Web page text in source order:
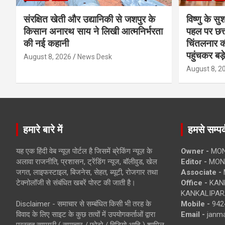
संरक्षित खेती और उद्यानिकी से जशपुर के
किसान अनारथ साय ने लिखी आत्मनिर्भरता
की नई कहानी
August 8, 2026 News Desk
विष्णु के
पहल पर
चिंतलनार
पहुंचकर बड़े
August 8,
हमारे बारे में
यह एक हिंदी वेब न्यूज़ पोर्टल है जिसमें ब्रेकिंग न्यूज़ के
अलावा राजनीति, प्रशासन, ट्रेंडिंग न्यूज, बॉलीवुड, खेल
जगत, लाइफस्टाइल, बिजनेस, सेहत, ब्यूटी, रोजगार तथा
टेक्नोलॉजी से संबंधित खबरें पोस्ट की जाती है।
Disclaimer - समाचार से सम्बंधित किसी भी तरह के
विवाद के लिए साइट के कुछ तत्वों में उपयोगकर्ताओं द्वारा
हमसे
Owner -
Editor -
Associate -
Office -
Mobile -
Email -